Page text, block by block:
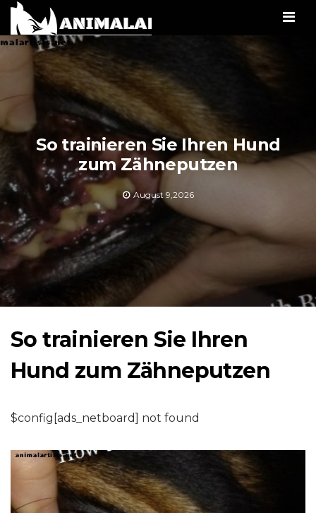
So trainieren Sie Ihren Hund
zum Zähneputzen
August 9,2026
So trainieren Sie Ihren
Hund zum Zähneputzen
$config[ads_netboard] not found